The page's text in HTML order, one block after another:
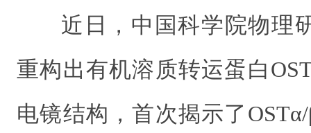
近日，中国科学院物理
重构出有机溶质转运蛋白
电镜结构，首次揭示了